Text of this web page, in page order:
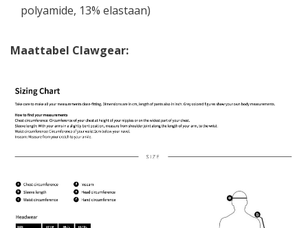
polyamide, 13% elastaan)
Maattabel Clawgear: